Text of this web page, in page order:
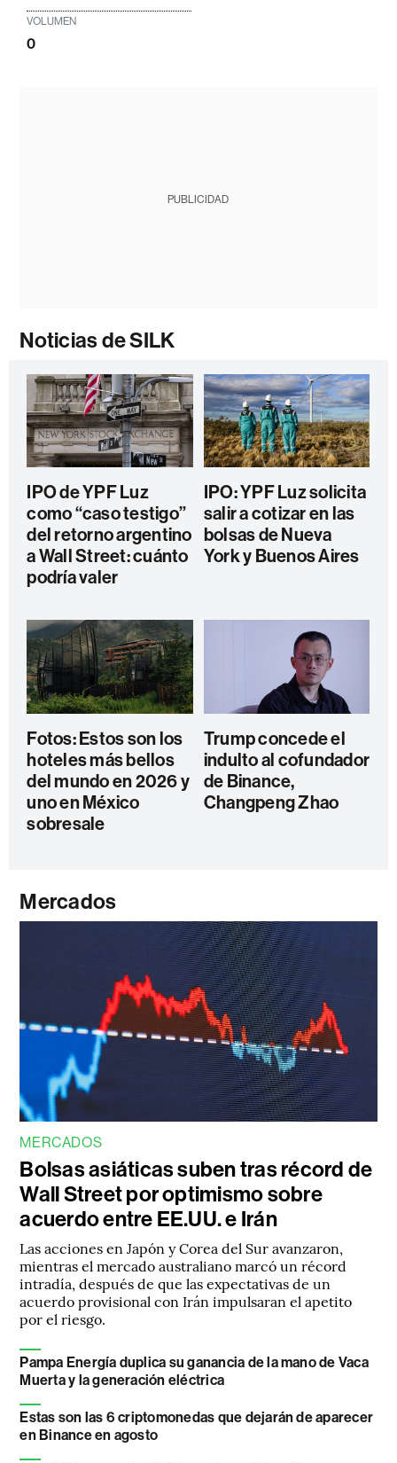
VOLUMEN
0
PUBLICIDAD
Noticias de SILK
IPO de YPF Luz
como “caso testigo”
del retorno argentino
a Wall Street: cuánto
podría valer
IPO: YPF Luz solicita
salir a cotizar en las
bolsas de Nueva
York y Buenos Aires
Fotos: Estos son los
hoteles más bellos
del mundo en 2026 y
uno en México
sobresale
Trump concede el
indulto al cofundador
de Binance,
Changpeng Zhao
Mercados
MERCADOS
Bolsas asiáticas suben tras récord de
Wall Street por optimismo sobre
acuerdo entre EE.UU. e Irán
Las acciones en Japón y Corea del Sur avanzaron,
mientras el mercado australiano marcó un récord
intradía, después de que las expectativas de un
acuerdo provisional con Irán impulsaran el apetito
por el riesgo.
Pampa Energía duplica su ganancia de la mano de Vaca
Muerta y la generación eléctrica
Estas son las 6 criptomonedas que dejarán de aparecer
en Binance en agosto